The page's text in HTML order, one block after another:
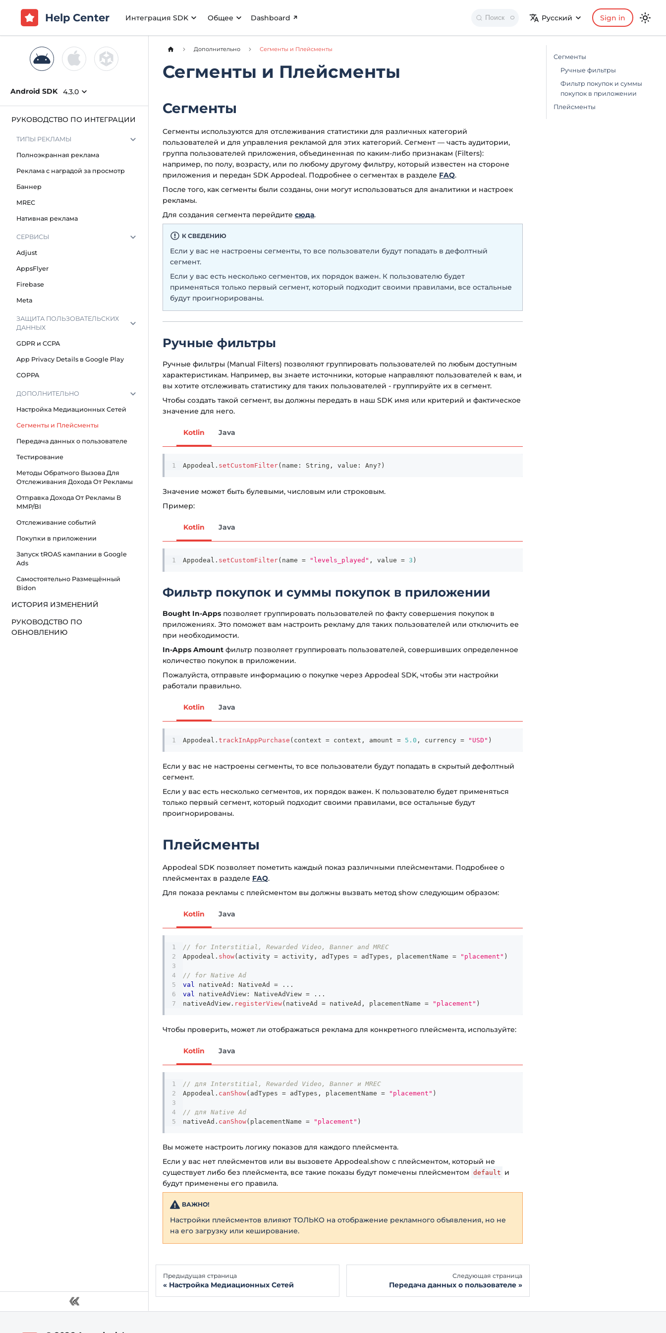
Help Center Интеграция SDK Общее Dashboard Поиск Русский Sign in
Android SDK 4.3.0
РУКОВОДСТВО ПО ИНТЕГРАЦИИ
ТИПЫ РЕКЛАМЫ
Полноэкранная реклама
Реклама с наградой за просмотр
Баннер
MREC
Нативная реклама
СЕРВИСЫ
Adjust
AppsFlyer
Firebase
Meta
ЗАЩИТА ПОЛЬЗОВАТЕЛЬСКИХ
ДАННЫХ
GDPR и CCPA
App Privacy Details в Google Play
COPPA
ДОПОЛНИТЕЛЬНО
Настройка Медиационных Сетей
Сегменты и Плейсменты
Передача данных о пользователе
Тестирование
Методы Обратного Вызова Для
Отслеживания Дохода От Рекламы
Отправка Дохода От Рекламы В
MMP/BI
Отслеживание событий
Покупки в приложении
Запуск tROAS кампании в Google
Ads
Самостоятельно Размещённый
Bidon
ИСТОРИЯ ИЗМЕНЕНИЙ
РУКОВОДСТВО ПО
ОБНОВЛЕНИЮ
Дополнительно Сегменты и Плейсменты
Сегменты и Плейсменты
Сегменты
Сегменты используются для отслеживания статистики для различных категорий
пользователей и для управления рекламой для этих категорий. Сегмент — часть аудитории,
группа пользователей приложения, объединенная по каким-либо признакам (Filters):
например, по полу, возрасту, или по любому другому фильтру, который известен на стороне
приложения и передан SDK Appodeal. Подробнее о сегментах в разделе FAQ.
После того, как сегменты были созданы, они могут использоваться для аналитики и настроек
рекламы.
Для создания сегмента перейдите сюда.
К СВЕДЕНИЮ
Если у вас не настроены сегменты, то все пользователи будут попадать в дефолтный
сегмент.
Если у вас есть несколько сегментов, их порядок важен. К пользователю будет
применяться только первый сегмент, который подходит своими правилами, все остальные
будут проигнорированы.
Ручные фильтры
Ручные фильтры (Manual Filters) позволяют группировать пользователей по любым доступным
характеристикам. Например, вы знаете источники, которые направляют пользователей к вам, и
вы хотите отслеживать статистику для таких пользователей - группируйте их в сегмент.
Чтобы создать такой сегмент, вы должны передать в наш SDK имя или критерий и фактическое
значение для него.
Kotlin Java
Appodeal . setCustomFilter( name : String , value : Any? )
Значение может быть булевыми, числовым или строковым.
Пример:
Kotlin Java
Appodeal . setCustomFilter( name = "levels_played" , value = 3 )
Фильтр покупок и суммы покупок в приложении
Bought In-Apps позволяет группировать пользователей по факту совершения покупок в
приложениях. Это поможет вам настроить рекламу для таких пользователей или отключить ее
при необходимости.
In-Apps Amount фильтр позволяет группировать пользователей, совершивших определенное
количество покупок в приложении.
Пожалуйста, отправьте информацию о покупке через Appodeal SDK, чтобы эти настройки
работали правильно.
Kotlin Java
Appodeal . trackInAppPurchase ( context = context , amount = 5.0 , currency = "USD" )
Если у вас не настроены сегменты, то все пользователи будут попадать в скрытый дефолтный
сегмент.
Если у вас есть несколько сегментов, их порядок важен. К пользователю будет применяться
только первый сегмент, который подходит своими правилами, все остальные будут
проигнорированы.
Плейсменты
Appodeal SDK позволяет пометить каждый показ различными плейсментами. Подробнее о
плейсментах в разделе FAQ.
Для показа рекламы с плейсментом вы должны вызвать метод show следующим образом:
Kotlin Java
// for Interstitial, Rewarded Video, Banner and MREC
Appodeal . show( activity = activity , adTypes = adTypes , placementName = "placement" )
// for Native Ad
val nativeAd : NativeAd = .. .
val nativeAdView : NativeAdView = .. .
nativeAdView . registerView( nativeAd = nativeAd , placementName = "placement" )
Чтобы проверить, может ли отображаться реклама для конкретного плейсмента, используйте:
Kotlin Java
// для Interstitial, Rewarded Video, Banner и MREC
Appodeal . canShow( adTypes = adTypes , placementName = "placement" )
// для Native Ad
nativeAd . canShow( placementName = "placement" )
Вы можете настроить логику показов для каждого плейсмента.
Если у вас нет плейсментов или вы вызовете Appodeal.show с плейсментом, который не
существует либо без плейсмента, все такие показы будут помечены плейсментом default и
будут применены его правила.
ВАЖНО!
Настройки плейсментов влияют ТОЛЬКО на отображение рекламного объявления, но не
на его загрузку или кеширование.
Предыдущая страница
Настройка Медиационных Сетей
Следующая страница
Передача данных о пользователе
Сегменты
Ручные фильтры
Фильтр покупок и суммы
покупок в приложении
Плейсменты